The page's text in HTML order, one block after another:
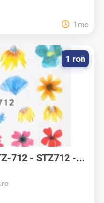
1mo
712 - STZ712 -...
1 ron